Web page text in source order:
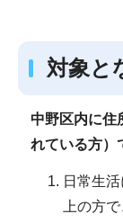
対象と
中野区内に住
れている方）
日常生
上の方